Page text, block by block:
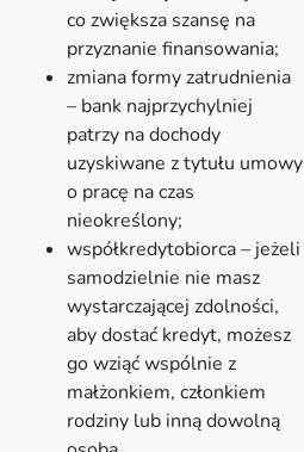
co zwiększa szansę na
przyznanie finansowania;
zmiana formy zatrudnienia
– bank najprzychylniej
patrzy na dochody
uzyskiwane z tytułu umowy
o pracę na czas
nieokreślony;
współkredytobiorca – jeżeli
samodzielnie nie masz
wystarczającej zdolności,
aby dostać kredyt, możesz
go wziąć wspólnie z
małżonkiem, członkiem
rodziny lub inną dowolną